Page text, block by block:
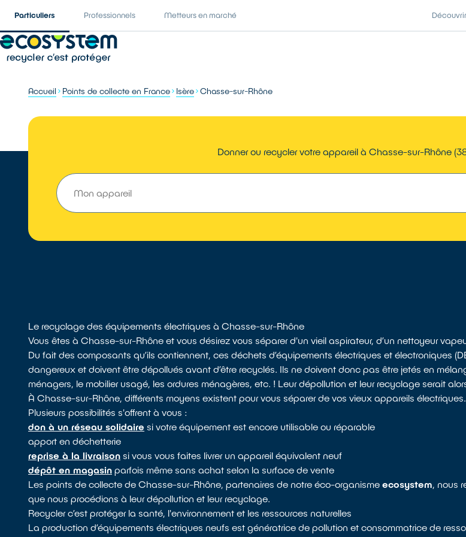
Particuliers Professionnels Metteurs en marché
Accueil Points de collecte en France Isère Chasse-sur-Rhône
Donner ou recycler votre appareil à Chasse-sur-Rhône
Le recyclage des équipements électriques à Chasse-sur-Rhône
Vous êtes à Chasse-sur-Rhône et vous désirez vous séparer d'un vieil aspirateur, d’un nettoyeur
Du fait des composants qu’ils contiennent, ces déchets d’équipements électriques et électroniques
dangereux et doivent être dépollués avant d’être recyclés. Ils ne doivent donc pas être jetés en
ménagers, le mobilier usagé, les ordures ménagères, etc. ! Leur dépollution et leur recyclage serait
À Chasse-sur-Rhône, différents moyens existent pour vous séparer de vos vieux appareils électriques.
Plusieurs possibilités s'offrent à vous :
don à un réseau solidaire si votre équipement est encore utilisable ou réparable
apport en déchetterie
reprise à la livraison si vous vous faites livrer un appareil équivalent neuf
dépôt en magasin parfois même sans achat selon la surface de vente
Les points de collecte de Chasse-sur-Rhône, partenaires de notre éco-organismeecosystem, nous
que nous procédions à leur dépollution et leur recyclage.
Recycler c’est protéger la santé, l'environnement et les ressources naturelles
La production d’équipements électriques neufs est génératrice de pollution et consommatrice de